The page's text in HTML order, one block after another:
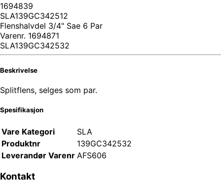
1694839
SLA139GC342512
Flenshalvdel 3/4" Sae 6 Par
Varenr. 1694871
SLA139GC342532
Beskrivelse
Splitflens, selges som par.
Spesifikasjon
Vare Kategori
SLA
Produktnr
139GC342532
Leverandør Varenr AFS606
Kontakt